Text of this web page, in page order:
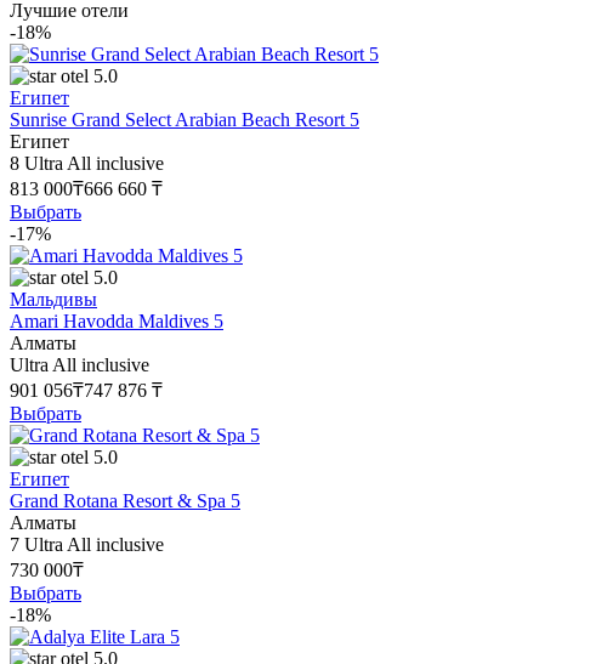
Лучшие отели
-18%
5.0
Египет
Sunrise Grand Select Arabian Beach Resort 5
Египет
8 Ultra All inclusive
813 000₸666 660 ₸
Выбрать
-17%
5.0
Мальдивы
Amari Havodda Maldives 5
Алматы
Ultra All inclusive
901 056₸747 876 ₸
Выбрать
5.0
Египет
Grand Rotana Resort & Spa 5
Алматы
7 Ultra All inclusive
730 000₸
Выбрать
-18%
5.0